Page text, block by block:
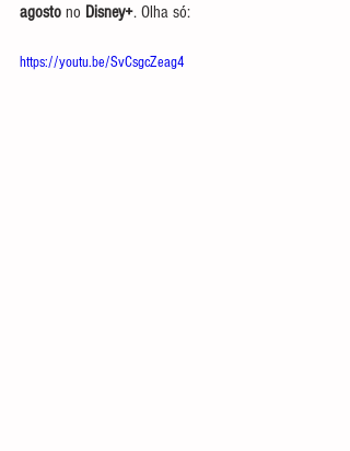
agosto no Disney+. Olha só:
https://youtu.be/SvCsgcZeag4